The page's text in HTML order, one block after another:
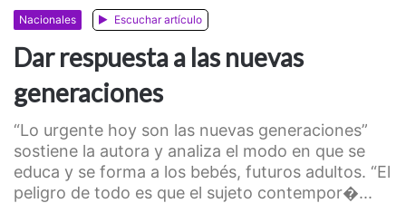
Nacionales Escuchar artículo
Dar respuesta a las nuevas
generaciones
“Lo urgente hoy son las nuevas generaciones”
sostiene la autora y analiza el modo en que se
educa y se forma a los bebés, futuros adultos. “El
peligro de todo es que el sujeto contempor�...